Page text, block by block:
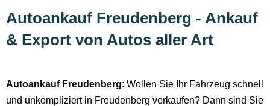
Autoankauf Freudenberg - Ankauf
& Export von Autos aller Art
Autoankauf Freudenberg: Wollen Sie Ihr Fahrzeug schnell
und unkompliziert in Freudenberg verkaufen? Dann sind Sie